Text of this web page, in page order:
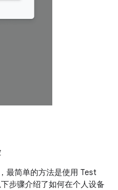
最简单的方法是使用 Test
步骤介绍了如何在个人设备